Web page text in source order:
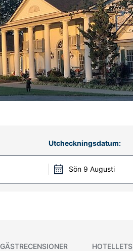
Utcheckningsdatum:
Sön 9 Augusti
GÄSTRECENSIONER